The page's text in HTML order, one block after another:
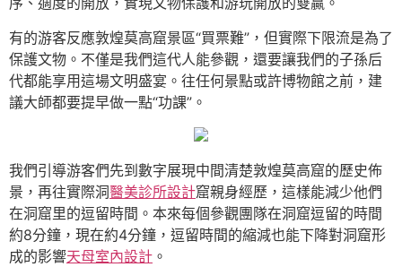
有的游客反應敦煌莫高窟景區“買票難”，但實際下限流是為了
保護文物。不僅是我們這代人能參觀，還要讓我們的子孫后
代都能享用這場文明盛宴。往任何景點或許博物館之前，建
議大師都要提早做一點“功課”。
我們引導游客們先到數字展現中間清楚敦煌莫高窟的歷史佈
景，再往實際洞醫美診所設計窟親身經歷，這樣能減少他們
在洞窟里的逗留時間。本來每個參觀團隊在洞窟逗留的時間
約8分鐘，現在約4分鐘，逗留時間的縮減也能下降對洞窟形
成的影響天母室內設計 。